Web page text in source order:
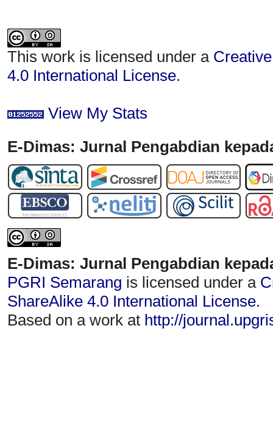
This work is licensed under a
4.0 International License.
View My Stats
E-Dimas: Jurnal Pengabdian
E-Dimas: Jurnal Pengabdian
PGRI Semarang is licensed under a
ShareAlike 4.0 International License.
Based on a work at http://